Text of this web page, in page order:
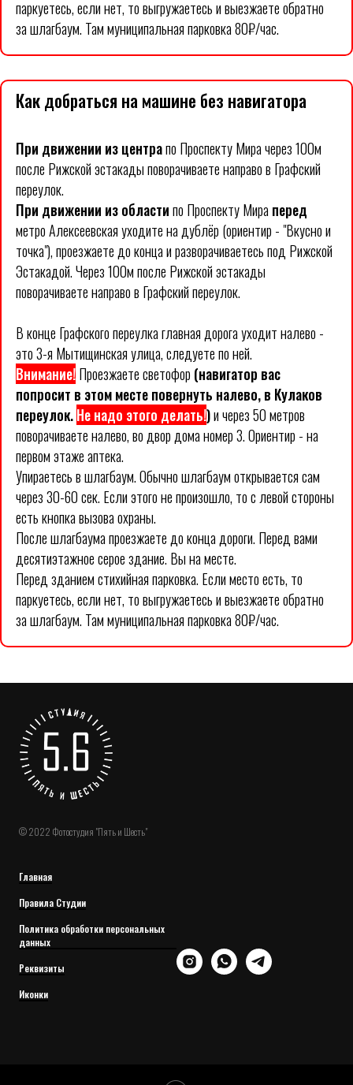
паркуетесь, если нет, то выгружаетесь и выезжаете обратно
за шлагбаум. Там муниципальная парковка 80₽/час.
Как добраться на машине без навигатора
При движении из центрапо Проспекту Мира через 100м
после Рижской эстакады поворачиваете направо в Графский
переулок.
При движении из областипо Проспекту Мира перед
метро Алексеевская уходите на дублёр (ориентир - "Вкусно и
точка"), проезжаете до конца и разворачиваетесь под Рижской
Эстакадой. Через 100м после Рижской эстакады
поворачиваете направо в Графский переулок.
В конце Графского переулка главная дорога уходит налево -
это 3-я Мытищинская улица, следуете по ней.
Внимание!Проезжаете светофор (навигатор вас
попросит в этом месте повернуть налево, в Кулаков
переулок.Не надо этого делать!)и через 50 метров
поворачиваете налево, во двор дома номер 3. Ориентир - на
первом этаже аптека.
Упираетесь в шлагбаум. Обычно шлагбаум открывается сам
через 30-60 сек. Если этого не произошло, то с левой стороны
есть кнопка вызова охраны.
После шлагбаума проезжаете до конца дороги. Перед вами
десятиэтажное серое здание. Вы на месте.
Перед зданием стихийная парковка. Если место есть, то
паркуетесь, если нет, то выгружаетесь и выезжаете обратно
за шлагбаум. Там муниципальная парковка 80₽/час.
© 2022 Фотостудия "Пять и Шесть"
Главная
Правила Студии
Политика обработки персональных
данных
Реквизиты
Иконки